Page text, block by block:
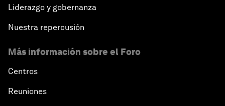
Liderazgo y gobernanza
Nuestra repercusión
Más información sobre el Foro
Centros
Reuniones